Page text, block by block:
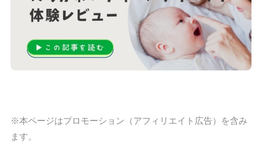
※本ページはプロモーション（アフィリエイト広告）を含み
ます。